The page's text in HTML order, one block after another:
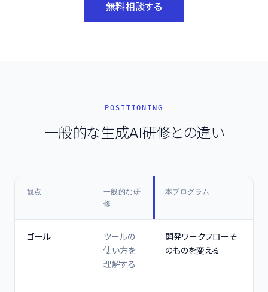
無料相談する
POSITIONING
一般的な生成AI研修との違い
観点
一般的な研
修
本プログラム
ゴール
ツールの
使い方を
理解する
開発ワークフローそ
のものを変える